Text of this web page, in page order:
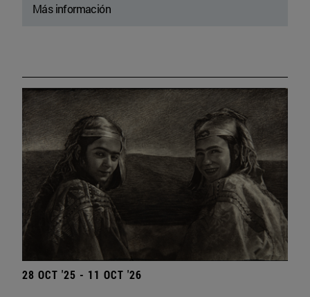
Más información
28 OCT '25 - 11 OCT '26